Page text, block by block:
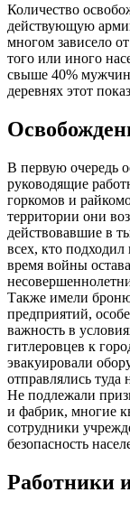
Количество
действующую
многом зависело
того или иного
свыше 40% мужчин
деревнях этот
В первую очередь
руководящие
горкомов и
территории они
действовавшие в
всех, кто
время войны
Также имели
предприятий,
важность в
гитлеровцев к
эвакуировали
отправлялись туда
Не подлежали
и фабрик, многие
сотрудники
безопасность
Работники